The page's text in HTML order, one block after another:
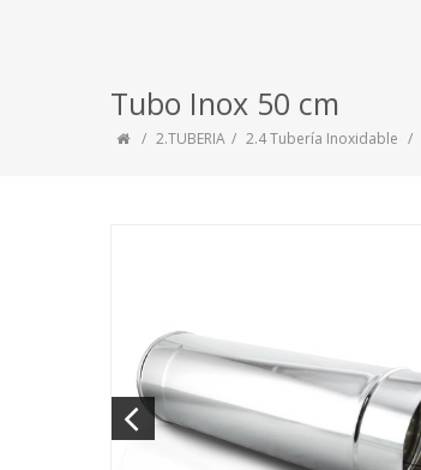
Tubo Inox 50 cm
2.TUBERIA 2.4 Tubería Inoxidable